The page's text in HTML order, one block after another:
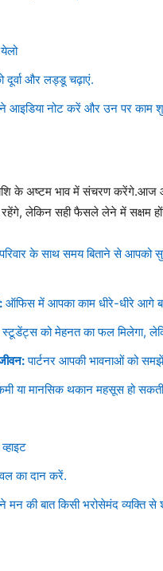
दूर्वा और लड्डू चढ़ाएं.
आइडिया नोट करें और उन पर काम
के अष्टम भाव में संचरण करेंगे.आज
लेकिन सही फैसले लेने में सक्षम
के साथ समय बिताने से आपको
ऑफिस में आपका काम धीरे-धीरे आगे
स्टूडेंट्स को मेहनत का फल मिलेगा,
पार्टनर आपकी भावनाओं को
या मानसिक थकान महसूस हो
का दान करें.
मन की बात किसी भरोसेमंद व्यक्ति